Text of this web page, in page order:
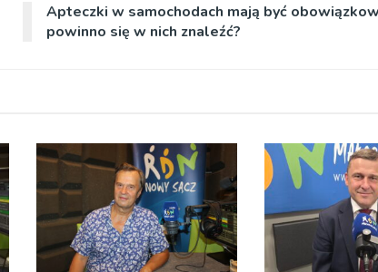
Apteczki w samochodach mają być
powinno się w nich znaleźć?